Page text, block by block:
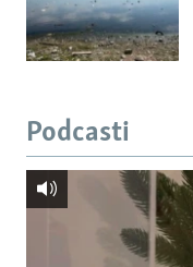
Podcasti